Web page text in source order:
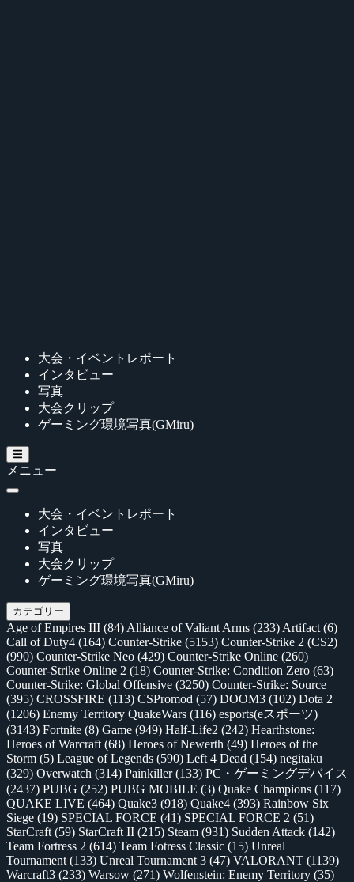
大会・イベントレポート
インタビュー
写真
大会クリップ
ゲーミング環境写真(GMiru)
メニュー
大会・イベントレポート
インタビュー
写真
大会クリップ
ゲーミング環境写真(GMiru)
カテゴリー
Age of Empires III (84) Alliance of Valiant Arms (233) Artifact (6)
Call of Duty4 (164) Counter-Strike (5153) Counter-Strike 2 (CS2)
(990) Counter-Strike Neo (429) Counter-Strike Online (260)
Counter-Strike Online 2 (18) Counter-Strike: Condition Zero (63)
Counter-Strike: Global Offensive (3250) Counter-Strike: Source
(395) CROSSFIRE (113) CSPromod (57) DOOM3 (102) Dota 2
(1206) Enemy Territory QuakeWars (116) esports(eスポーツ)
(3143) Fortnite (8) Game (949) Half-Life2 (242) Hearthstone:
Heroes of Warcraft (68) Heroes of Newerth (49) Heroes of the
Storm (5) League of Legends (590) Left 4 Dead (154) negitaku
(329) Overwatch (314) Painkiller(133) PC・ゲーミングデバイス
(2437) PUBG (252) PUBG MOBILE (3) Quake Champions (117)
QUAKE LIVE (464) Quake3 (918) Quake4 (393) Rainbow Six
Siege (19) SPECIAL FORCE (41) SPECIAL FORCE 2 (51)
StarCraft (59) StarCraft II (215) Steam (931) Sudden Attack (142)
Team Fortress 2 (614) Team Fotress Classic (15) Unreal
Tournament (133) Unreal Tournament 3 (47) VALORANT (1139)
Warcraft3 (233) Warsow (271) Wolfenstein: Enemy Territory (35)